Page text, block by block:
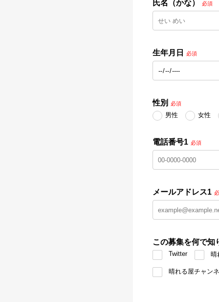
氏名（かな） 必須
生年月日 必須
性別 必須
男性 女性
電話番号1 必須
メールアドレス1
この募集を何で知
Twitter 晴
晴れる屋チャン